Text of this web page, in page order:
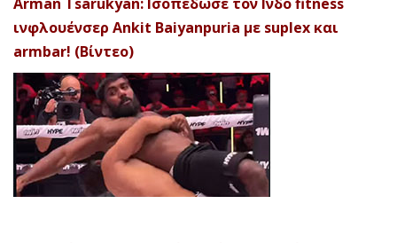
ινφλουένσερ Ankit Baiyanpuria με suplex και
armbar! (Βίντεο)